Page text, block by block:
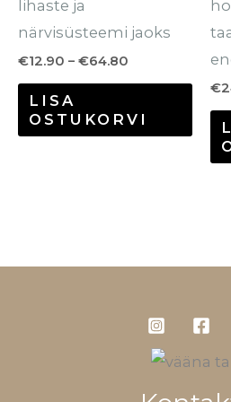
lihaste ja
närvisüsteemi jaoks
€12.90 – €64.80
LISA
OSTUKORVI
€